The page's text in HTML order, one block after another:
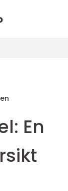
En